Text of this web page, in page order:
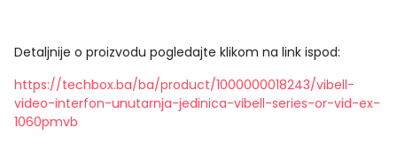
Detaljnije o proizvodu pogledajte klikom na link ispod:
https://techbox.ba/ba/product/1000000018243/vibell-
video-interfon-unutarnja-jedinica-vibell-series-or-vid-ex-
1060pmvb